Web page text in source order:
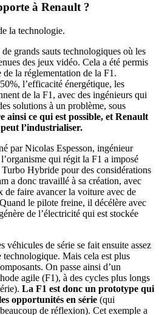
à Renault ?
la technologie.
grands sauts technologiques où les
des jeux vidéo. Cela a été permis
de la réglementation de la F1.
l’efficacité énergétique, les
de la F1, avec des ingénieurs qui
solutions à un problème, sous
ainsi ce qui est possible, et Renault
l’industrialiser.
par Nicolas Espesson, ingénieur
qui régit la F1 a imposé
Hybride pour des considérations
a donc travaillé à sa création, avec
faire avancer la voiture avec de
le pilote freine, il décélère avec
de l’électricité qui est stockée
véhicules de série se fait ensuite assez
Mais cela est plus
On passe ainsi d’un
agile (F1), à des cycles plus longs
La F1 est donc un prototype qui
opportunités en série (qui
de réflexion). Cet exemple a